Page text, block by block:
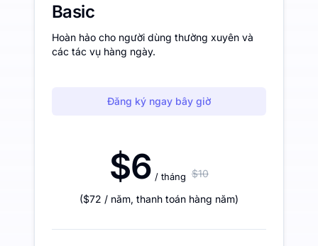
Basic
Hoàn hảo cho người dùng thường xuyên và
các tác vụ hàng ngày.
Đăng ký ngay bây giờ
$6 / tháng $10
($72 / năm, thanh toán hàng năm)